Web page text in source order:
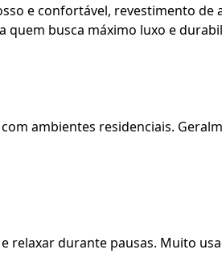
e confortável, revestimento de
busca máximo luxo e
ambientes residenciais.
durante pausas. Muito